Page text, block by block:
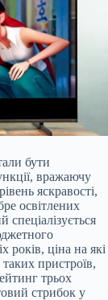
бути
вражаючу
яскравості,
освітлених
років, ціна на які
пристроїв,
трьох
стрибок у